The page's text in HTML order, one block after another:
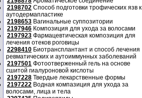
2198702 Способ подготовки трофических язв к
аутодермапластике
2198653 Вагинальные суппозитории
2197946 Композиция для ухода за волосами
2197923 Фармацевтическая композиция для
лечения отеков роговицы
2298410 Биотрансплантант и способ лечения
ревматических и аутоиммунных заболеваний
2197501 Фотоотверженный гель на основе
сшитой гиалуроновой кислоты
2197228 Твердые лекарственные формы
2197222 Водная компазиция для ухода за
волосами, лица и тела